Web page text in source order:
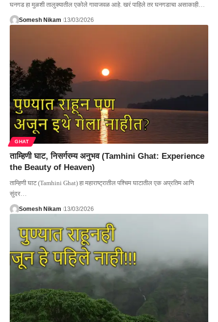
घनगड हा मुळशी तालुक्यातील एकोले गावाजवळ आहे. खरं पाहिले तर घनगडाचा असाकाही…
Somesh Nikam 13/03/2026
GHAT
ताम्हिणी घाट, निसर्गरम्य अनुभव (Tamhini Ghat: Experience
the Beauty of Heaven)
ताम्हिणी घाट (Tamhini Ghat) हा महाराष्ट्रातील पश्चिम घाटातील एक अप्रतिम आणि
सुंदर…
Somesh Nikam 13/03/2026